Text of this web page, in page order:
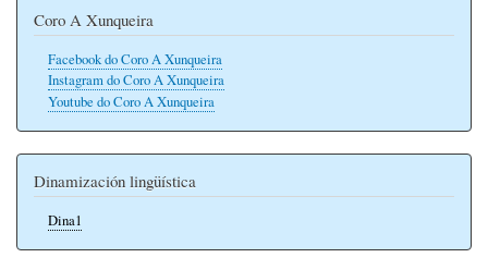
Coro A Xunqueira
Facebook do Coro A Xunqueira
Instagram do Coro A Xunqueira
Youtube do Coro A Xunqueira
Dinamización lingüística
Dina1